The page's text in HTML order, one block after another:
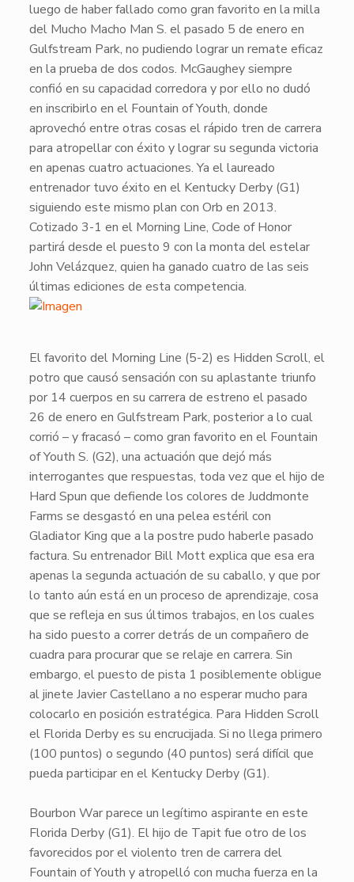
luego de haber fallado como gran favorito en la milla
del Mucho Macho Man S. el pasado 5 de enero en
Gulfstream Park, no pudiendo lograr un remate eficaz
en la prueba de dos codos. McGaughey siempre
confió en su capacidad corredora y por ello no dudó
en inscribirlo en el Fountain of Youth, donde
aprovechó entre otras cosas el rápido tren de carrera
para atropellar con éxito y lograr su segunda victoria
en apenas cuatro actuaciones. Ya el laureado
entrenador tuvo éxito en el Kentucky Derby (G1)
siguiendo este mismo plan con Orb en 2013.
Cotizado 3-1 en el Morning Line, Code of Honor
partirá desde el puesto 9 con la monta del estelar
John Velázquez, quien ha ganado cuatro de las seis
últimas ediciones de esta competencia.
​El favorito del Morning Line (5-2) es Hidden Scroll, el
potro que causó sensación con su aplastante triunfo
por 14 cuerpos en su carrera de estreno el pasado
26 de enero en Gulfstream Park, posterior a lo cual
corrió – y fracasó – como gran favorito en el Fountain
of Youth S. (G2), una actuación que dejó más
interrogantes que respuestas, toda vez que el hijo de
Hard Spun que defiende los colores de Juddmonte
Farms se desgastó en una pelea estéril con
Gladiator King que a la postre pudo haberle pasado
factura. Su entrenador Bill Mott explica que esa era
apenas la segunda actuación de su caballo, y que por
lo tanto aún está en un proceso de aprendizaje, cosa
que se refleja en sus últimos trabajos, en los cuales
ha sido puesto a correr detrás de un compañero de
cuadra para procurar que se relaje en carrera. Sin
embargo, el puesto de pista 1 posiblemente obligue
al jinete Javier Castellano a no esperar mucho para
colocarlo en posición estratégica. Para Hidden Scroll
el Florida Derby es su encrucijada. Si no llega primero
(100 puntos) o segundo (40 puntos) será difícil que
pueda participar en el Kentucky Derby (G1).
Bourbon Warparece un legítimo aspirante en este
Florida Derby (G1). El hijo de Tapitfue otro de los
favorecidos por el violento tren de carrera del
Fountain of Youth y atropelló con mucha fuerza en la